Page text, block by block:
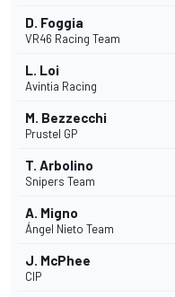
D. Foggia
VR46 Racing Team
L. Loi
Avintia Racing
M. Bezzecchi
Prustel GP
T. Arbolino
Snipers Team
A. Migno
Ángel Nieto Team
J. McPhee
CIP